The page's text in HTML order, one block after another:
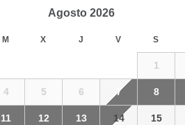
Agosto 2026
M X J V S
1
4 5 6 7 8
11 12 13 14 15